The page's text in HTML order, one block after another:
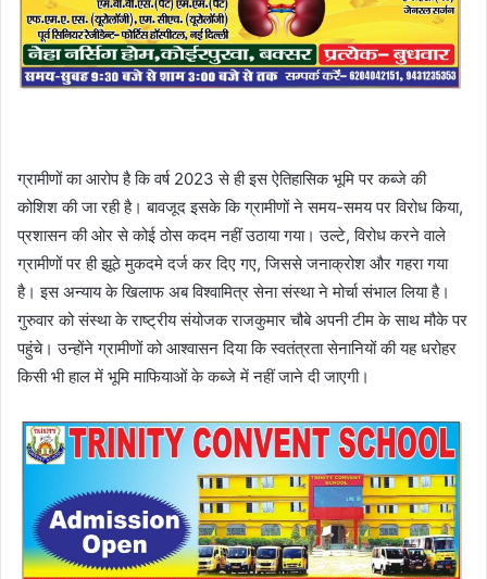
ग्रामीणों का आरोप है कि वर्ष 2023 से ही इस ऐतिहासिक भूमि पर कब्जे की
कोशिश की जा रही है। बावजूद इसके कि ग्रामीणों ने समय-समय पर विरोध किया,
प्रशासन की ओर से कोई ठोस कदम नहीं उठाया गया। उल्टे, विरोध करने वाले
ग्रामीणों पर ही झूठे मुकदमे दर्ज कर दिए गए, जिससे जनाक्रोश और गहरा गया
है। इस अन्याय के खिलाफ अब विश्वामित्र सेना संस्था ने मोर्चा संभाल लिया है।
गुरुवार को संस्था के राष्ट्रीय संयोजक राजकुमार चौबे अपनी टीम के साथ मौके पर
पहुंचे। उन्होंने ग्रामीणों को आश्वासन दिया कि स्वतंत्रता सेनानियों की यह धरोहर
किसी भी हाल में भूमि माफियाओं के कब्जे में नहीं जाने दी जाएगी।